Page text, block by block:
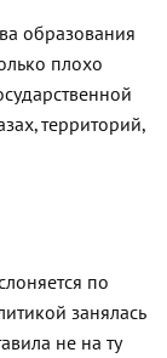
образования
плохо
территорий,
по
занялась
не на ту